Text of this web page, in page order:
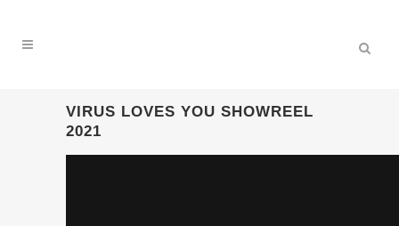
VIRUS LOVES YOU SHOWREEL
2021